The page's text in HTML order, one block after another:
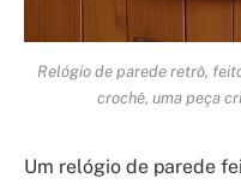
Relógio de parede retrô,
crochê, uma peça
Um relógio de parede